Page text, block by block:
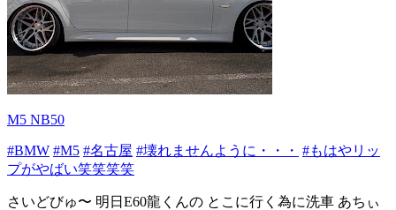
M5 NB50
#BMW #M5 #名古屋 #壊れませんように・・・ #もはやリッ
プがやばい笑笑笑笑
さいどびゅ〜 明日E60龍くんの とこに行く為に洗車 あちぃ